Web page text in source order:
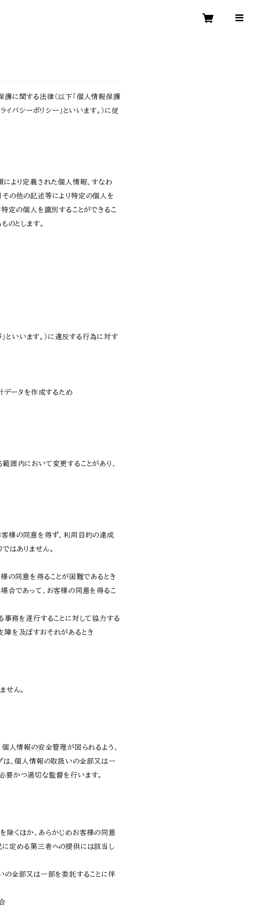
に関する法律（以下「個人情報保護
イバシーポリシー」といいます。）に従
より定義された個人情報、すなわ
の他の記述等により特定の個人を
定の個人を識別することができるこ
のとします。
といいます。）に違反する行為に対す
データを作成するため
囲内において変更することがあり、
客様の同意を得ず、利用目的の達成
はありません。
の同意を得ることが困難であるとき
合であって、お客様の同意を得るこ
事務を遂行することに対して協力する
障を及ぼすおそれがあるとき
せん。
人情報の安全管理が図られるよう、
は、個人情報の取扱いの全部又は一
要かつ適切な監督を行います。
除くほか、あらかじめお客様の同意
に定める第三者への提供には該当し
の全部又は一部を委託することに伴